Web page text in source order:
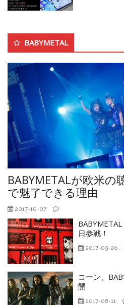
BABYMETAL
BABYMETALが欧米の
で魅了できる理由
2017-10-07
日参戦！
2017-09-26
コーン、
開
2017-08-11